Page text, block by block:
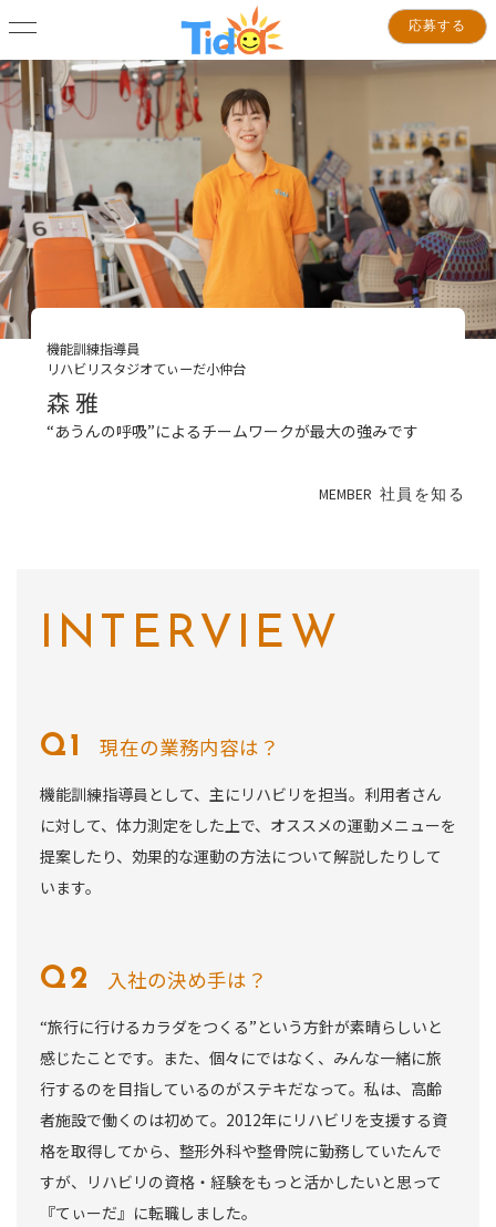
応募する
機能訓練指導員
リハビリスタジオてぃーだ小仲台
森 雅
“あうんの呼吸”によるチームワークが最大の強みです
MEMBER 社員を知る
INTERVIEW
現在の業務内容は？
機能訓練指導員として、主にリハビリを担当。利用者さん
に対して、体力測定をした上で、オススメの運動メニューを
提案したり、効果的な運動の方法について解説したりして
います。
入社の決め手は？
“旅行に行けるカラダをつくる”という方針が素晴らしいと
感じたことです。また、個々にではなく、みんな一緒に旅
行するのを目指しているのがステキだなって。私は、高齢
者施設で働くのは初めて。2012年にリハビリを支援する資
格を取得してから、整形外科や整骨院に勤務していたんで
すが、リハビリの資格・経験をもっと活かしたいと思って
『てぃーだ』に転職しました。